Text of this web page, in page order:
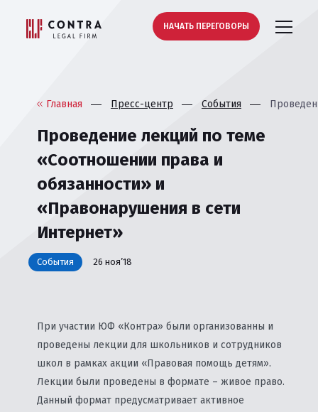
НАЧАТЬ ПЕРЕГОВОРЫ
Главная Пресс-центр События
Проведение лекций по теме
«Соотношении права и
обязанности» и
«Правонарушения в сети
Интернет»
События 26 ноя’18
При участии ЮФ «Контра» были организованны и
проведены лекции для школьников и сотрудников
школ в рамках акции «Правовая помощь детям».
Лекции были проведены в формате – живое право.
Данный формат предусматривает активное